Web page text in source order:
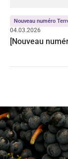
Nouveau numéro
04.03.2026
[Nouveau